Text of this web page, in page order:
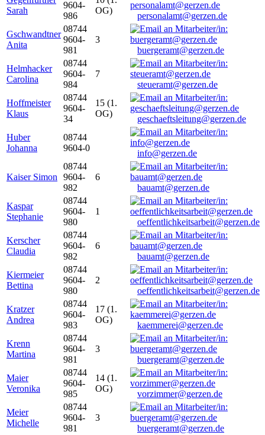
Sarah
9604-
986
OG)
personalamt@gerzen.de
Gschwandtner
Anita
08744
9604-
981
3
buergeramt@gerzen.de
Helmhacker
Carolina
08744
9604-
984
7
steueramt@gerzen.de
Hoffmeister
Klaus
08744
9604-
34
15 (1.
OG)
geschaeftsleitung@gerzen.de
Huber
Johanna
08744
9604-0
info@gerzen.de
Kaiser Simon
08744
9604-
982
6
bauamt@gerzen.de
Kaspar
Stephanie
08744
9604-
980
1
oeffentlichkeitsarbeit@gerzen.de
Kerscher
Claudia
08744
9604-
982
6
bauamt@gerzen.de
Kiermeier
Bettina
08744
9604-
980
2
oeffentlichkeitsarbeit@gerzen.de
Kratzer
Andrea
08744
9604-
983
17 (1.
OG)
kaemmerei@gerzen.de
Krenn
Martina
08744
9604-
981
3
buergeramt@gerzen.de
Maier
Veronika
08744
9604-
985
14 (1.
OG)
vorzimmer@gerzen.de
Meier
Michelle
08744
9604-
981
3
buergeramt@gerzen.de